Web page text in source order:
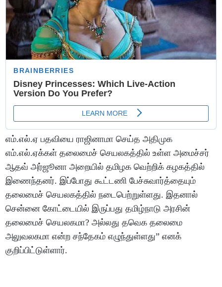
எம்.எல்.ஏ பதவியை ராஜினாமா செய்த அதிமுக
எம்.எல்.ஏக்கள் தலைமைச் செயலகத்தில் உள்ள அமைச்சர்
ஆதவ் அர்ஜூனா அறையில் தமிழக வெற்றிக் கழகத்தில்
இணைந்தனர். இப்போது கூட்டணி பேச்சுவார்த்தையும்
தலைமைச் செயலகத்தில் நடைபெற்றுள்ளது. இதனால்
சென்னை கோட்டையில் இருப்பது தமிழ்நாடு அரசின்
தலைமைச் செயலகமா? அல்லது தவெக தலைமை
அலுவலகமா என்ற சந்தேகம் எழுந்துள்ளது” எனக்
குறிப்பிட்டுள்ளார்.